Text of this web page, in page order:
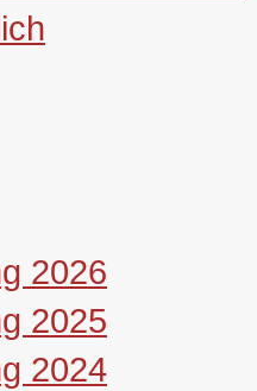
2026
2025
2024